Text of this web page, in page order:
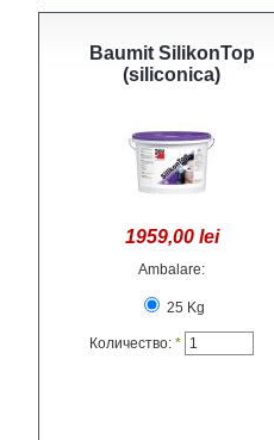
Baumit SilikonTop
(siliconica)
1959,00 lei
Ambalare:
25 Kg
Количество: *